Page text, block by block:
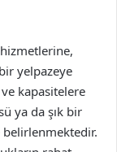
yelpazeye
kapasitelere
ya da şık bir